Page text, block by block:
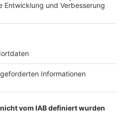
die besucherstärkste
ihren Trumpf nicht
neue Hardware-
eigentlich immer schon
war dann immer das "und
testen, anfassen,
man "nur" Videos